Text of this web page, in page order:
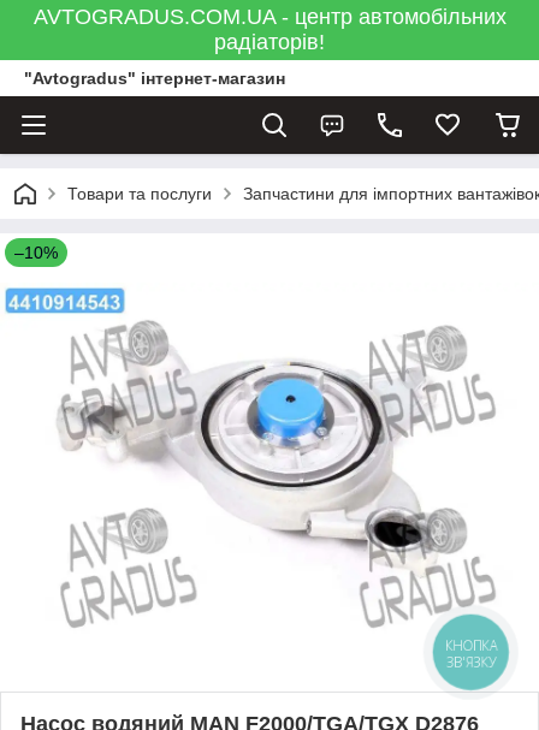
AVTOGRADUS.COM.UA - центр автомобільних
радіаторів!
"Avtogradus" інтернет-магазин
Товари та послуги Запчастини для імпортних
–10%
Насос водяний MAN F2000/TGA/TGX D2876
КНОПКА
ЗВ'ЯЗКУ